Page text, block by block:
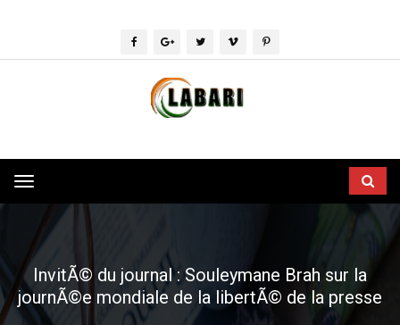
Toggle
navigation
InvitÃ© du journal : Souleymane Brah sur la
journÃ©e mondiale de la libertÃ© de la presse